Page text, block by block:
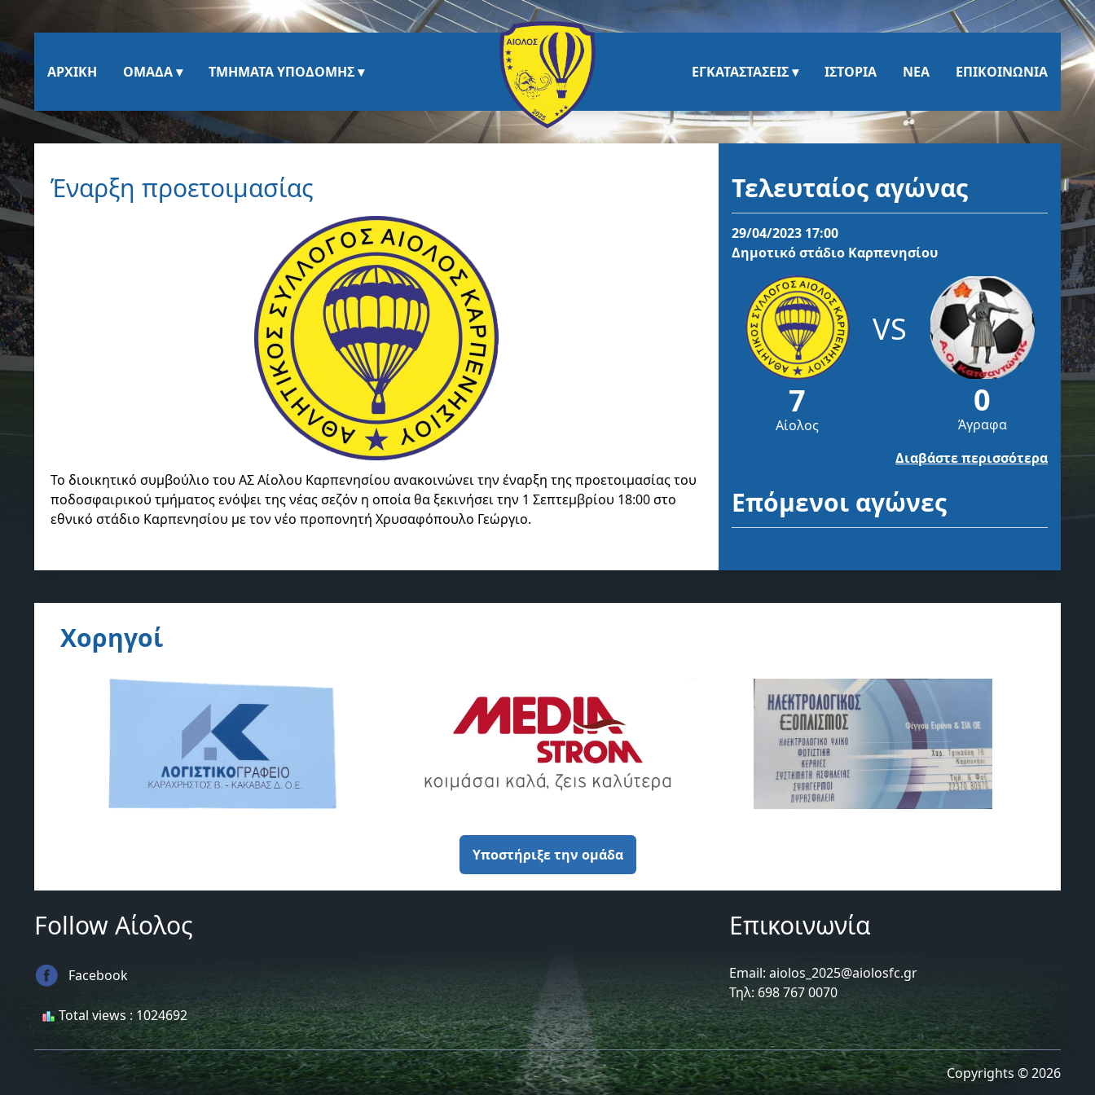
ΑΡΧΙΚΉ ΟΜΆΔΑ ΤΜΉΜΑΤΑ ΥΠΟΔΟΜΉΣ ΕΓΚΑΤΑΣΤΆΣΕΙΣ ΙΣΤΟΡΊΑ ΝΈΑ ΕΠΙΚΟΙΝΩΝΊΑ
Έναρξη προετοιμασίας
Το διοικητικό συμβούλιο του ΑΣ Αίολου Καρπενησίου ανακοινώνει την έναρξη της προετοιμασίας του
ποδοσφαιρικού τμήματος ενόψει της νέας σεζόν η οποία θα ξεκινήσει την 1 Σεπτεμβρίου 18:00 στο
εθνικό στάδιο Καρπενησίου με τον νέο προπονητή Χρυσαφόπουλο Γεώργιο.
Τελευταίος αγώνας
29/04/2023 17:00
Δημοτικό στάδιο Καρπενησίου
7
Αίολος
VS
0
Άγραφα
Διαβάστε περισσότερα
Επόμενοι αγώνες
Χορηγοί
Υποστήριξε την ομάδα
Follow Αίολος
Facebook
Total views : 1024692
Επικοινωνία
Email: aiolos_2025@aiolosfc.gr
Τηλ: 698 767 0070
Copyrights © 2026